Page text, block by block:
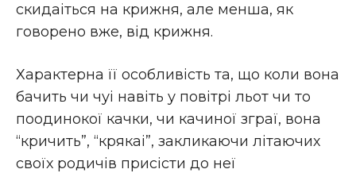
скидаіться на крижня, але менша, як
говорено вже, вiд крижня.
Характерна її особливiсть та, що коли вона
бачить чи чуі навiть у повiтрi льот чи то
поодинокої качки, чи качиної зграї, вона
“кричить”, “крякаі”, закликаючи лiтаючих
своїх родичiв присiсти до неї